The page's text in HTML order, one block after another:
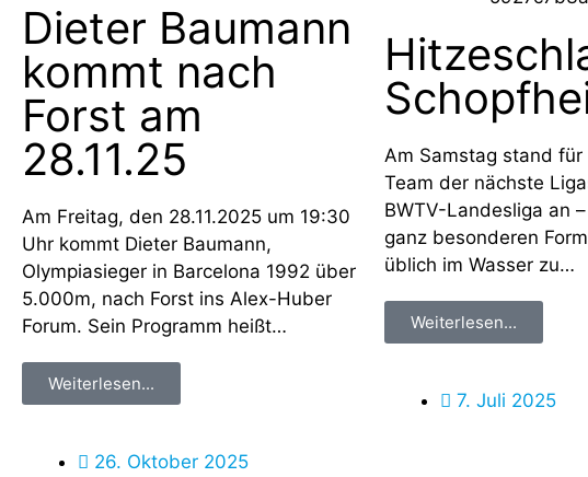
Dieter Baumann
kommt nach
Forst am
28.11.25
Am Freitag, den 28.11.2025 um 19:30
Uhr kommt Dieter Baumann,
Olympiasieger in Barcelona 1992 über
5.000m, nach Forst ins Alex-Huber
Forum. Sein Programm heißt…
Weiterlesen...
26. Oktober 2025
Am Samstag stand
Team der nächste
BWTV-Landesliga an
ganz besonderen
üblich im Wasser zu…
Weiterlesen...
7. Juli 2025